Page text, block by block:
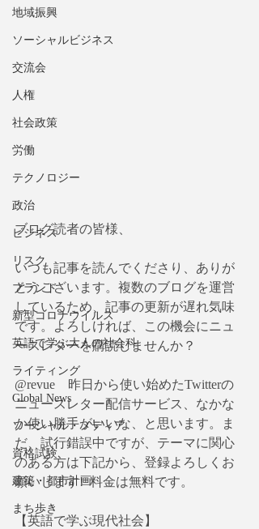
地域振興
ソーシャルビジネス
交流会
人権
社会政策
労働
テクノロジー
政治
ビジネス
リスク
ブランド
新型コロナウイルス
英語で学ぶ大人の社会科
ライティング
Global News
ソーシャル・メディア
資格試験
建築・都市計画
まち歩き
ブログ読者の皆様、
いつも記事を読んでくださり、ありが
とうございます。複数のブログを運営
しているため、記事の更新が遅れ気味
です。よろしければ、この機会にニュ
ースレターを購読しませんか？
@revue　昨日から使い始めたTwitterの
ニュースレター配信サービス、なかな
か使い勝手がいいな、と思います。ま
だ、試行錯誤中ですが、テーマに関心
のある方は下記から、登録よろしくお
願いします!  料金は無料です。
【英語で学ぶ現代社会】